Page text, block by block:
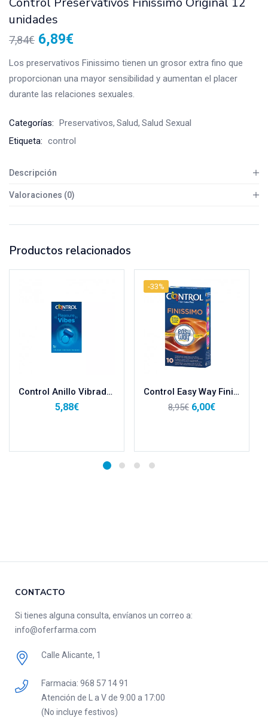
unidades
7,84€ 6,89€
Los preservativos Finissimo tienen un grosor extra fino que
proporcionan una mayor sensibilidad y aumentan el placer
durante las relaciones sexuales.
Categorías: Preservativos Salud Salud Sexual
Etiqueta: control
Descripción
Valoraciones (0)
Productos relacionados
Control Anillo Vibrador Pleasure Vibes
5,88€
-33%
Control Easy Way Finissimo Preservativos 10uds
8,95€ 6,00€
CONTACTO
Si tienes alguna consulta, envíanos un correo a:
info@oferfarma.com
Calle Alicante, 1
Farmacia: ‎968 57 14 91
Atención de L a V de 9:00 a 17:00
(No incluye festivos)